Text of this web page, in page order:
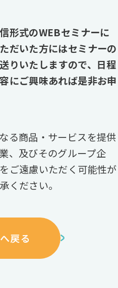
形式のWEBセミナーに
だいた方にはセミナーの
りいたしますので、日程
にご興味あれば是非お申
る商品・サービスを提供
、及びそのグループ企
ご遠慮いただく可能性が
ください。
戻る